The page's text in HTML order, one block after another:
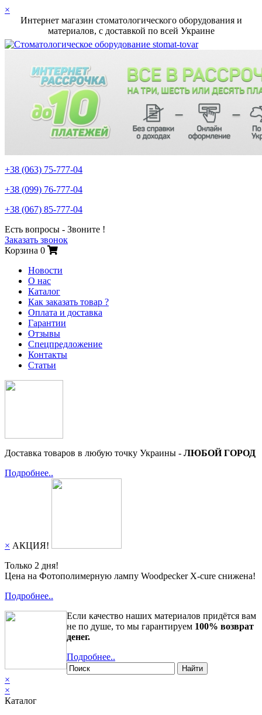
×
Интернет магазин стоматологического оборудования и
материалов, c доставкой по всей Украине
+38 (063) 75-777-04
+38 (099) 76-777-04
+38 (067) 85-777-04
Есть вопросы - Звоните !
Заказать звонок
Корзина 0
Новости
О нас
Каталог
Как заказать товар ?
Оплата и доставка
Гарантии
Отзывы
Спецпредложение
Контакты
Статьи
Доставка товаров в любую точку Украины - ЛЮБОЙ ГОРОД
Подробнее..
× АКЦИЯ!
Только 2 дня!
Цена на Фотополимерную лампу Woodpecker X-cure снижена!
Подробнее..
Если качество наших материалов придётся вам
не по душе, то мы гарантируем 100% возврат
денег.
Подробнее..
Найти
×
×
Каталог